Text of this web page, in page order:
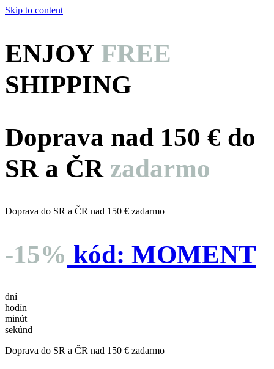
Skip to content
ENJOY FREE
SHIPPING
Doprava nad 150 € do
SR a ČR zadarmo
Doprava do SR a ČR nad 150 € zadarmo
-15% kód: MOMENT
dní
hodín
minút
sekúnd
Doprava do SR a ČR nad 150 € zadarmo